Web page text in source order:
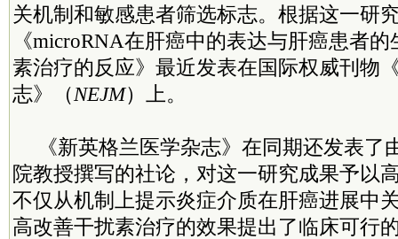
关机制和敏感患者筛选标志。根据这一研
《microRNA在肝癌中的表达与肝癌患者
素治疗的反应》最近发表在国际权威刊物
志》（NEJM）上。
《新英格兰医学杂志》在同期还发表了
院教授撰写的社论，对这一研究成果予以
不仅从机制上提示炎症介质在肝癌进展中
高改善干扰素治疗的效果提出了临床可行